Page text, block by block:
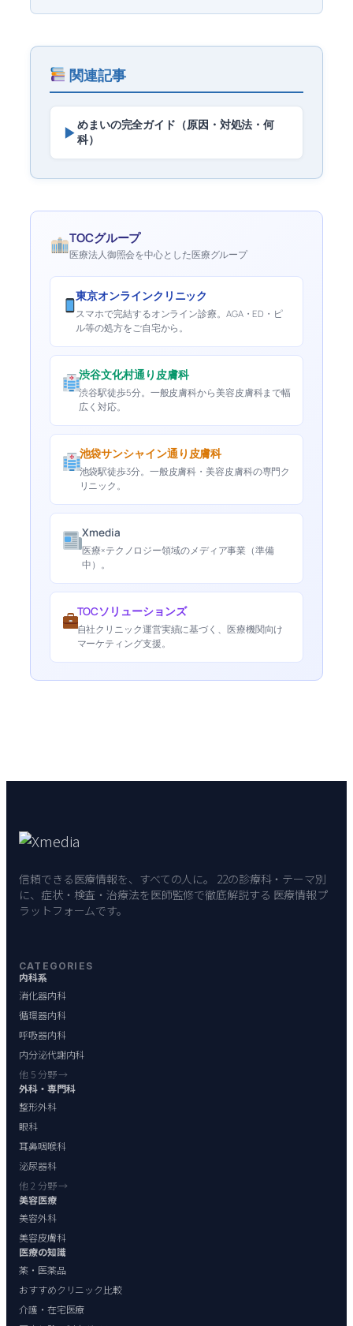
関連記事
▶めまいの完全ガイド（原因・対処法・何
科）
TOCグループ
医療法人御照会を中心とした医療グループ
東京オンラインクリニック
スマホで完結するオンライン診療。AGA・ED・ピ
ル等の処方をご自宅から。
渋谷文化村通り皮膚科
渋谷駅徒歩5分。一般皮膚科から美容皮膚科まで幅
広く対応。
池袋サンシャイン通り皮膚科
池袋駅徒歩3分。一般皮膚科・美容皮膚科の専門ク
リニック。
Xmedia
医療×テクノロジー領域のメディア事業（準備
中）。
TOCソリューションズ
自社クリニック運営実績に基づく、医療機関向け
マーケティング支援。
信頼できる医療情報を、すべての人に。 22の診療科・テーマ別
に、症状・検査・治療法を医師監修で徹底解説する 医療情報プ
ラットフォームです。
CATEGORIES
内科系
消化器内科
循環器内科
呼吸器内科
内分泌代謝内科
他 5 分野 →
外科・専門科
整形外科
眼科
耳鼻咽喉科
泌尿器科
他 2 分野 →
美容医療
美容外科
美容皮膚科
医療の知識
薬・医薬品
おすすめクリニック比較
介護・在宅医療